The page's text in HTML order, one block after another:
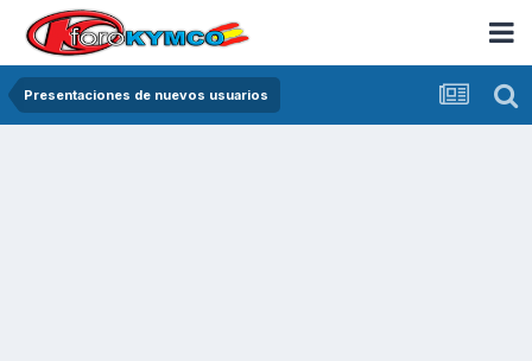
Presentaciones de nuevos usuarios